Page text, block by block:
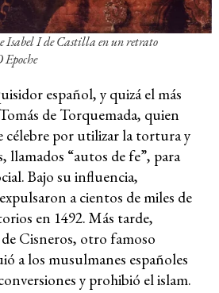
Isabel I de Castilla en un retrato
español, y quizá el más
de Torquemada, quien
célebre por utilizar la tortura y
llamados “autos de fe”, para
Bajo su influencia,
a cientos de miles de
en 1492. Más tarde,
Cisneros, otro famoso
a los musulmanes españoles
y prohibió el islam.